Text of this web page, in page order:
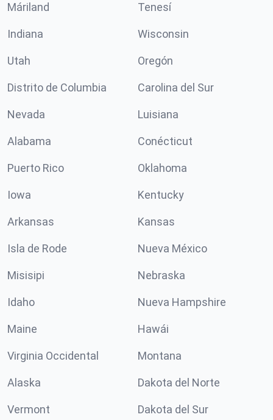
Máriland Tenesí
Indiana Wisconsin
Utah Oregón
Distrito de Columbia Carolina del Sur
Nevada Luisiana
Alabama Conécticut
Puerto Rico Oklahoma
Iowa Kentucky
Arkansas Kansas
Isla de Rode Nueva México
Misisipi Nebraska
Idaho Nueva Hampshire
Maine Hawái
Virginia Occidental Montana
Alaska Dakota del Norte
Vermont Dakota del Sur